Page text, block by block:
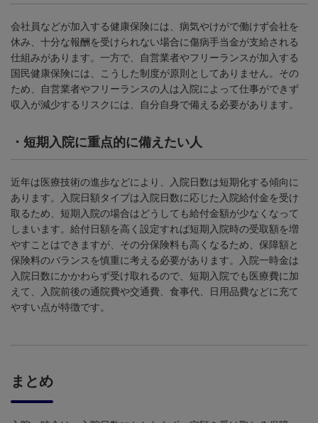
会社員などが加入する健康保険には、病気やけがで働けず会社を
休み、十分な報酬を受けられない場合に傷病手当金が支給される
仕組みがあります。一方で、自営業者やフリーランスが加入する
国民健康保険には、こうした制度が原則としてありません。その
ため、自営業者やフリーランスの人は入院によって仕事ができず
収入が減少するリスクには、自分自身で備える必要があります。
・ 短期入院に重点的に備えたい人
近年は医療技術の進歩などにより、入院日数は短期化する傾向に
あります。入院日額タイプは入院日数に応じた入院給付金を受け
取るため、短期入院の場合はどうしても給付金額が少なくなって
しまいます。給付日額を高く設定すれば短期入院時の受取額を増
やすことはできますが、その分保険料も高くなるため、保障額と
保険料のバランスを慎重に考える必要があります。入院一時金は
入院日数にかかわらず受け取れるので、短期入院でも医療費に加
えて、入院前後の通院費や交通費、食事代、日用品費などに充て
やすい点が特徴です。
まとめ